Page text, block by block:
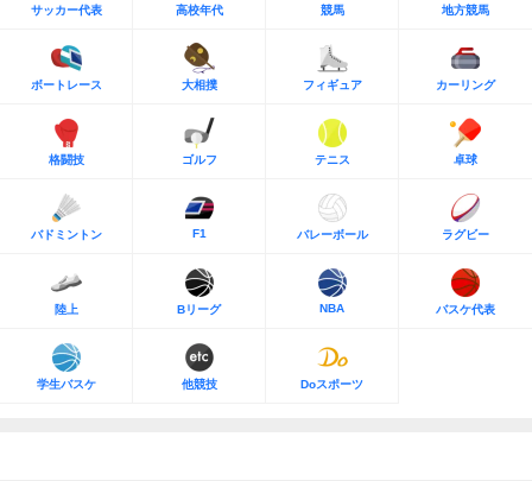
サッカー代表 高校年代 競馬 地方競馬
ボートレース 大相撲 フィギュア カーリング
格闘技 ゴルフ テニス 卓球
バドミントン F1 バレーボール ラグビー
陸上 Bリーグ NBA バスケ代表
学生バスケ 他競技 Doスポーツ